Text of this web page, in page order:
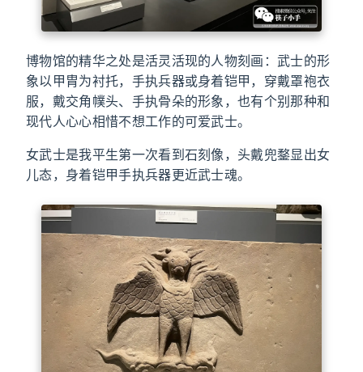
博物馆的精华之处是活灵活现的人物刻画：武士的形
象以甲胄为衬托，手执兵器或身着铠甲，穿戴罩袍衣
服，戴交角幞头、手执骨朵的形象，也有个别那种和
现代人心心相惜不想工作的可爱武士。
女武士是我平生第一次看到石刻像，头戴兜鍪显出女
儿态，身着铠甲手执兵器更近武士魂。